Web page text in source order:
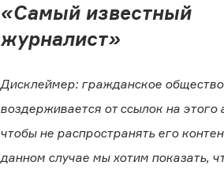
«Самый известный
журналист»
Дисклеймер: гражданское общество
воздерживается от ссылок на этого
чтобы не распространять его
данном случае мы хотим показать,